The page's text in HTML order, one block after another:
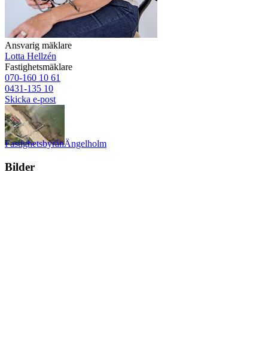
Ansvarig mäklare
Lotta Hellzén
Fastighetsmäklare
070-160 10 61
0431-135 10
Skicka e-post
FastighetsbyrånÄngelholm
Bilder